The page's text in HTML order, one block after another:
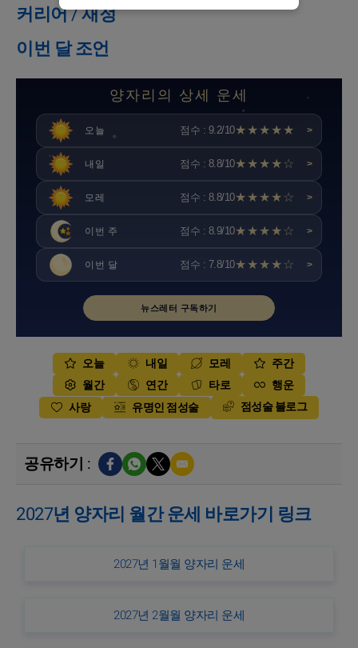
커리어 / 재정
이번 달 조언
양자리의 상세 운세
오늘 점수 : 9.2/10★★★★★ >
내일 점수 : 8.8/10★★★★☆ >
모레 점수 : 8.8/10★★★★☆ >
이번 주 점수 : 8.9/10★★★★☆ >
이번 달 점수 : 7.8/10★★★★☆ >
뉴스레터 구독하기
오늘 내일 모레
주간
월간
연간 타로
행운
사랑
유명인 점성술 점성술 블로그
공유하기 :
2027년 양자리 월간 운세 바로가기 링크
2027년 1월월 양자리 운세
2027년 2월월 양자리 운세